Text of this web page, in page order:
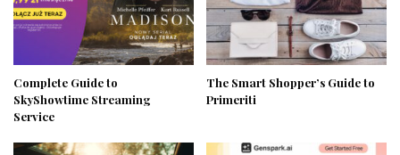
Complete Guide to
SkyShowtime Streaming
Service
The Smart Shopper’s Guide to
Primeriti